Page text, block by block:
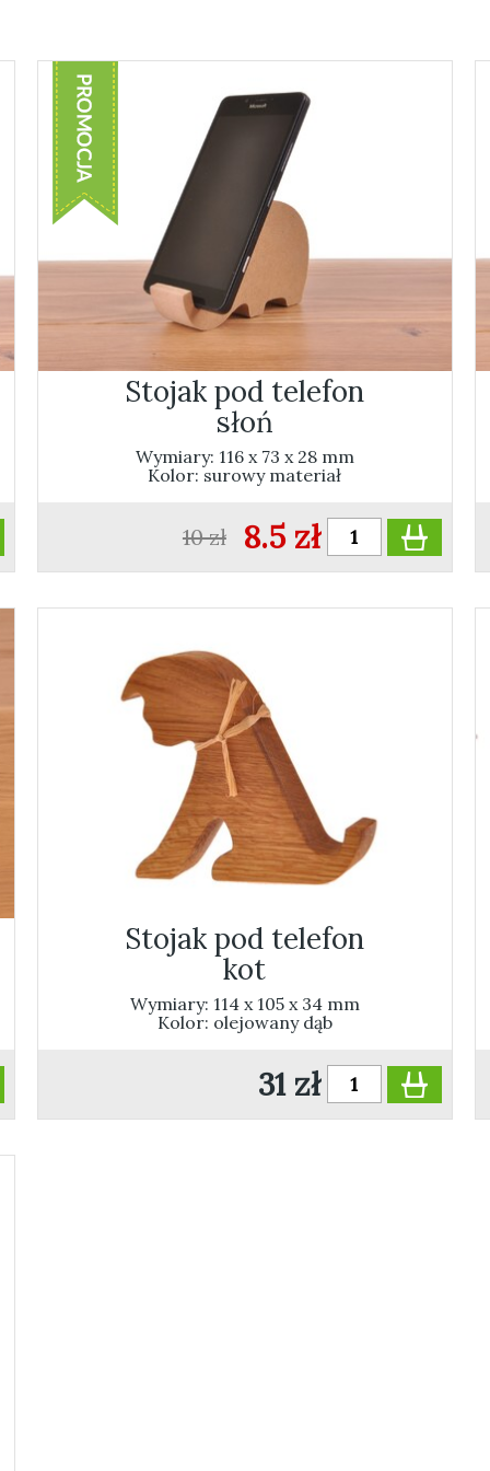
Stojak pod telefon
słoń
Wymiary: 116 x 73 x 28 mm
Kolor: surowy materiał
10 zł 8.5 zł
Stojak pod telefon
kot
Wymiary: 114 x 105 x 34 mm
Kolor: olejowany dąb
31 zł